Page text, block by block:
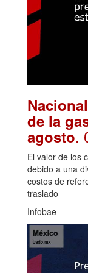
de la
agosto.
El valor de los
debido a una
costos de
traslado
Infobae